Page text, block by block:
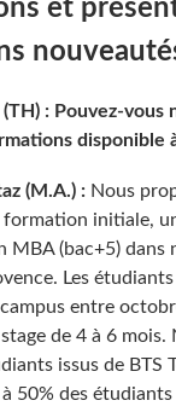
et
: Pouvez-vous
disponible
(M.A.) : Nous
formation initiale,
MBA (bac+5) dans
Les
entre
de 4 à 6 mois.
issus de BTS
à 50% des